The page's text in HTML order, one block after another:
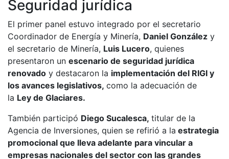
Seguridad jurídica
El primer panel estuvo integrado por el secretario
Coordinador de Energía y Minería, Daniel González y
el secretario de Minería, Luis Lucero, quienes
presentaron un escenario de seguridad jurídica
renovado y destacaron la implementación del RIGI y
los avances legislativos, como la adecuación de
la Ley de Glaciares.
También participó Diego Sucalesca, titular de la
Agencia de Inversiones, quien se refirió a la estrategia
promocional que lleva adelante para vincular a
empresas nacionales del sector con las grandes